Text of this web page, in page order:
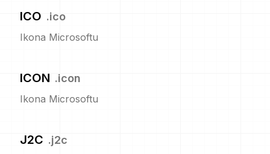
ICO .ico
Ikona Microsoftu
ICON .icon
Ikona Microsoftu
J2C .j2c